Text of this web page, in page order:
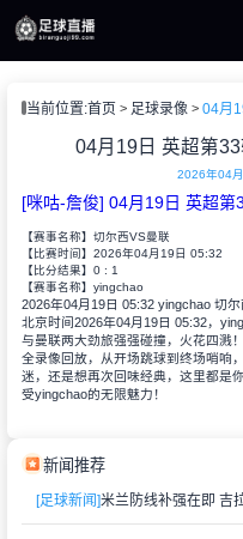
播
当前位置:首页 足球录像 04月
04月19日 英超第
2026年04
[咪咕-詹俊] 04月19日 英超
【赛事名称】 切尔西VS曼联
【比赛时间】 2026年04月19日 05:32
【比分结果】 0 : 1
【赛事名称】 yingchao
2026年04月19日 05:32 yingchao 切
北京时间2026年04月19日 05:32，
与曼联两大劲旅强强碰撞，火花四溅
全录像回放，从开场跳球到终场哨响
迷，还是想再次回味经典，这里都是
受yingchao的无限魅力！
新闻推荐
[足球新闻]米兰防线补强在即 吉